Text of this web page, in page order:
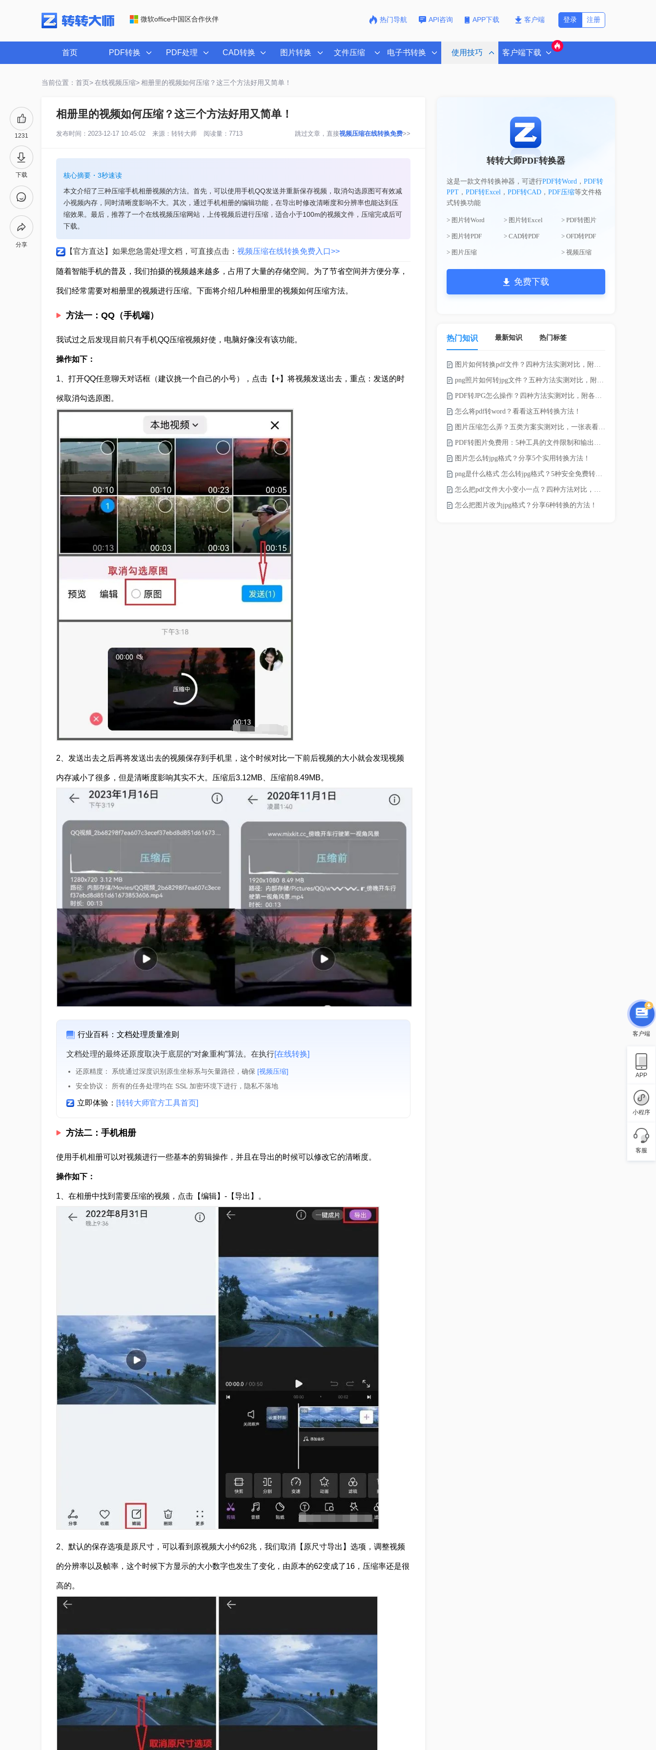
微软office中国区合作伙伴 热门导航 API咨询 APP下载 客户端 注册
登录
首页 PDF转换 PDF处理 CAD转换 图片转换 文件压缩 电子书转换 使用技巧 客户端下载
当前位置：首页> 在线视频压缩> 相册里的视频如何压缩？这三个方法好用又简单！
1231
下载
分享
相册里的视频如何压缩？这三个方法好用又简单！
发布时间：2023-12-17 10:45:02 来源： 转转大师 阅读量：7713 跳过文章，直接视频压缩在线转换免费>>
核心摘要・3秒速读
本文介绍了三种压缩手机相册视频的方法。首先，可以使用手机QQ发送并重新保存视频，取消勾选原图可有效减
小视频内存，同时清晰度影响不大。其次，通过手机相册的编辑功能，在导出时修改清晰度和分辨率也能达到压
缩效果。最后，推荐了一个在线视频压缩网站，上传视频后进行压缩，适合小于100m的视频文件，压缩完成后可
下载。
【官方直达】如果您急需处理文档，可直接点击： 视频压缩在线转换免费入口>>
随着智能手机的普及，我们拍摄的视频越来越多，占用了大量的存储空间。为了节省空间并方便分享，
我们经常需要对相册里的视频进行压缩。下面将介绍几种相册里的视频如何压缩方法。
方法一：QQ（手机端）
我试过之后发现目前只有手机QQ压缩视频好使，电脑好像没有该功能。
操作如下：
1、打开QQ任意聊天对话框（建议挑一个自己的小号），点击【+】将视频发送出去，重点：发送的时
候取消勾选原图。
2、发送出去之后再将发送出去的视频保存到手机里，这个时候对比一下前后视频的大小就会发现视频
内存减小了很多，但是清晰度影响其实不大。压缩后3.12MB、压缩前8.49MB。
行业百科：文档处理质量准则
文档处理的最终还原度取决于底层的“对象重构”算法。在执行[在线转换]
还原精度： 系统通过深度识别原生坐标系与矢量路径，确保 [视频压缩]
安全协议： 所有的任务处理均在 SSL 加密环境下进行，隐私不落地
立即体验： [转转大师官方工具首页]
方法二：手机相册
使用手机相册可以对视频进行一些基本的剪辑操作，并且在导出的时候可以修改它的清晰度。
操作如下：
1、在相册中找到需要压缩的视频，点击【编辑】-【导出】。
2、默认的保存选项是原尺寸，可以看到原视频大小约62兆，我们取消【原尺寸导出】选项，调整视频
的分辨率以及帧率，这个时候下方显示的大小数字也发生了变化，由原本的62变成了16，压缩率还是很
高的。
转转大师PDF转换器
这是一款文件转换神器，可进行PDF转Word， PDF转
PPT， PDF转Excel， PDF转CAD， PDF压缩等文件格
式转换功能
> 图片转Word > 图片转Excel > PDF转图片
> 图片转PDF > CAD转PDF > OFD转PDF
> 图片压缩 > 视频压缩
免费下载
热门知识 最新知识 热门标签
图片如何转换pdf文件？四种方法实测对比，附各场景最优选！
png照片如何转jpg文件？五种方法实测对比，附各场景最优选!！
PDF转JPG怎么操作？四种方法实测对比，附各场景最优选！
怎么将pdf转word？看看这五种转换方法！
图片压缩怎么弄？五类方案实测对比，一张表看懂怎么选！
PDF转图片免费用：5种工具的文件限制和输出质量对比！
图片怎么转jpg格式？分享5个实用转换方法！
png是什么格式 怎么转jpg格式？5种安全免费转换方法全解析！
怎么把pdf文件大小变小一点？四种方法对比，一看就懂！
怎么把图片改为jpg格式？分享6种转换的方法！
客户端
APP
小程序
客服